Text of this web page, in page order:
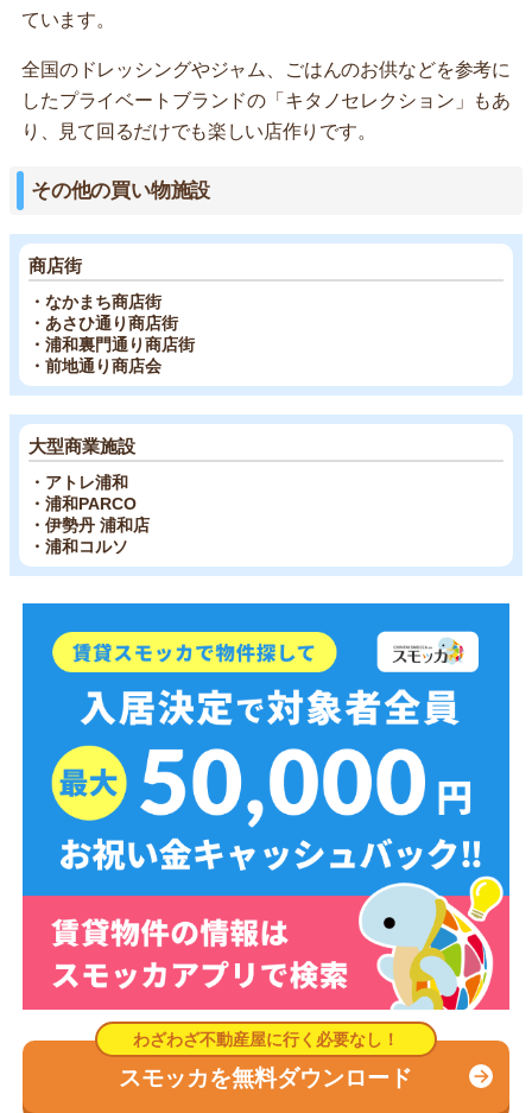
ています。
全国のドレッシングやジャム、ごはんのお供などを参考に
したプライベートブランドの「キタノセレクション」もあ
り、見て回るだけでも楽しい店作りです。
その他の買い物施設
商店街
・なかまち商店街
・あさひ通り商店街
・浦和裏門通り商店街
・前地通り商店会
大型商業施設
・アトレ浦和
・浦和PARCO
・伊勢丹 浦和店
・浦和コルソ
スモッカを無料ダウンロード